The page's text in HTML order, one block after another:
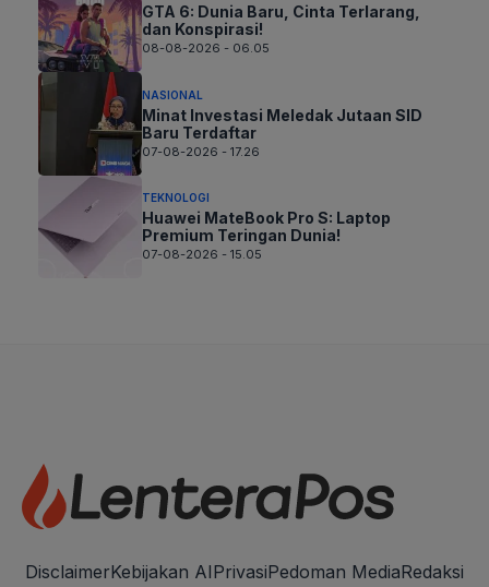
GTA 6: Dunia Baru, Cinta Terlarang,
dan Konspirasi!
08-08-2026 - 06.05
NASIONAL
Minat Investasi Meledak Jutaan SID
Baru Terdaftar
07-08-2026 - 17.26
TEKNOLOGI
Huawei MateBook Pro S: Laptop
Premium Teringan Dunia!
07-08-2026 - 15.05
DisclaimerKebijakan AIPrivasiPedoman MediaRedaksi